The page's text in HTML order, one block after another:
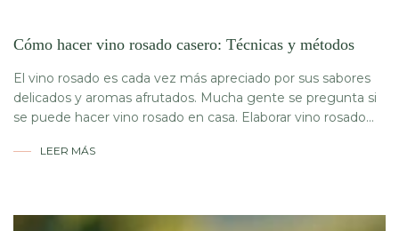
Cómo hacer vino rosado casero: Técnicas y métodos
El vino rosado es cada vez más apreciado por sus sabores
delicados y aromas afrutados. Mucha gente se pregunta si
se puede hacer vino rosado en casa. Elaborar vino rosado...
LEER MÁS